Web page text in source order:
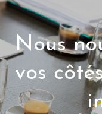
Nous
vos